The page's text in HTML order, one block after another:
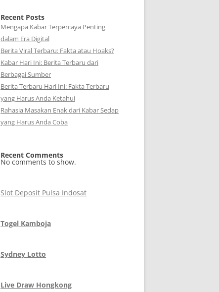
Recent Posts
Mengapa Kabar Terpercaya Penting
dalam Era Digital
Berita Viral Terbaru: Fakta atau Hoaks?
Kabar Hari Ini: Berita Terbaru dari
Berbagai Sumber
Berita Terbaru Hari Ini: Fakta Terbaru
yang Harus Anda Ketahui
Rahasia Masakan Enak dari Kabar Sedap
yang Harus Anda Coba
Recent Comments
No comments to show.
Slot Deposit Pulsa Indosat
Togel Kamboja
Sydney Lotto
Live Draw Hongkong